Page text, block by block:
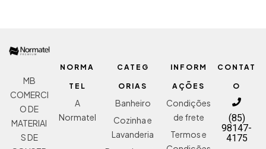
MB
COMERCI
O DE
MATERIAI
S DE
NORMA
TEL
A
Normatel
CATEG
ORIAS
Banheiro
Cozinha e
Lavanderia
INFORM
AÇÕES
Condições
de frete
Termos e
CONTAT
O
(85)
98147-
4175